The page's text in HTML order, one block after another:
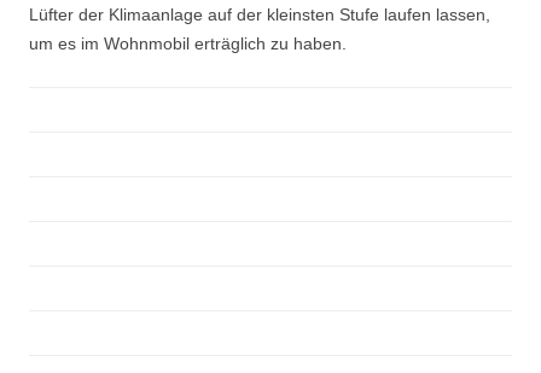
Lüfter der Klimaanlage auf der kleinsten Stufe laufen lassen,
um es im Wohnmobil erträglich zu haben.